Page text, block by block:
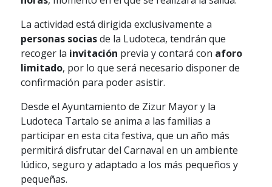
La actividad está dirigida exclusivamente a
personas sociasde la Ludoteca, tendrán que
recoger la invitación previa y contará con aforo
limitado, por lo que será necesario disponer de
confirmación para poder asistir.
Desde el Ayuntamiento de Zizur Mayor y la
Ludoteca Tartalo se anima a las familias a
participar en esta cita festiva, que un año más
permitirá disfrutar del Carnaval en un ambiente
lúdico, seguro y adaptado a los más pequeños y
pequeñas.